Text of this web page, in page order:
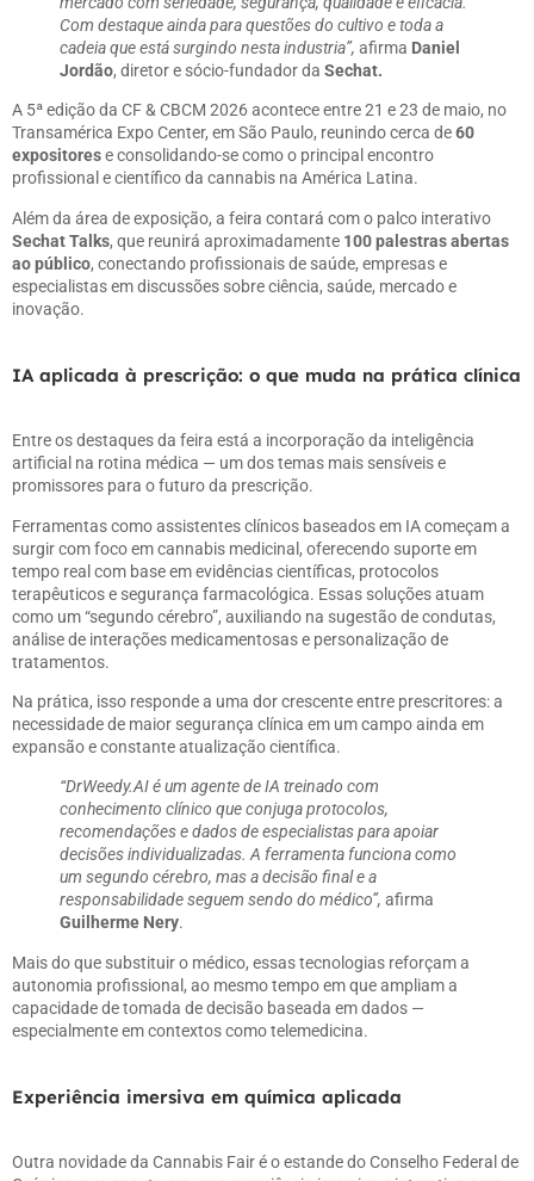
Com destaque ainda para questões do cultivo e toda a
cadeia que está surgindo nesta industria”, afirma Daniel
Jordão, diretor e sócio-fundador da Sechat.
A 5ª edição da CF & CBCM 2026 acontece entre 21 e 23 de maio, no
Transamérica Expo Center, em São Paulo, reunindo cerca de60
expositorese consolidando-se como o principal encontro
profissional e científico da cannabis na América Latina.
Além da área de exposição, a feira contará com o palco interativo
Sechat Talks, que reunirá aproximadamente 100 palestras abertas
ao público, conectando profissionais de saúde, empresas e
especialistas em discussões sobre ciência, saúde, mercado e
inovação.
IA aplicada à prescrição: o que muda na prática clínica
Entre os destaques da feira está a incorporação da inteligência
artificial na rotina médica — um dos temas mais sensíveis e
promissores para o futuro da prescrição.
Ferramentas como assistentes clínicos baseados em IA começam a
surgir com foco em cannabis medicinal, oferecendo suporte em
tempo real com base em evidências científicas, protocolos
terapêuticos e segurança farmacológica. Essas soluções atuam
como um “segundo cérebro”, auxiliando na sugestão de condutas,
análise de interações medicamentosas e personalização de
tratamentos.
Na prática, isso responde a uma dor crescente entre prescritores: a
necessidade de maior segurança clínica em um campo ainda em
expansão e constante atualização científica.
“DrWeedy.AI é um agente de IA treinado com
conhecimento clínico que conjuga protocolos,
recomendações e dados de especialistas para apoiar
decisões individualizadas. A ferramenta funciona como
um segundo cérebro, mas a decisão final e a
responsabilidade seguem sendo do médico”, afirma
Guilherme Nery.
Mais do que substituir o médico, essas tecnologias reforçam a
autonomia profissional, ao mesmo tempo em que ampliam a
capacidade de tomada de decisão baseada em dados —
especialmente em contextos como telemedicina.
Experiência imersiva em química aplicada
Outra novidade da Cannabis Fair é o estande do Conselho Federal de